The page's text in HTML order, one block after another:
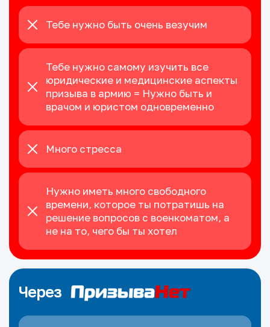
Тебе нужно быть очень везучим
Тебе нужно самому изучить все
юридические и медицинские аспекты
призыва в армию = Нужно быть и
врачом и юристом одновременно
Много стресса
Нужно иметь много свободного
времени, которое ты потратишь на
решение вопросов с военкоматом, а
не на то, чего бы ты хотел
Через